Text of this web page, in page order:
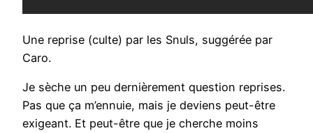
Une reprise (culte) par les Snuls, suggérée par
Caro.
Je sèche un peu dernièrement question reprises.
Pas que ça m’ennuie, mais je deviens peut-être
exigeant. Et peut-être que je cherche moins